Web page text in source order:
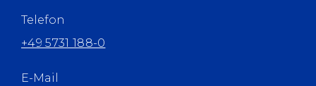
Telefon
+49 5731 188-0
E-Mail